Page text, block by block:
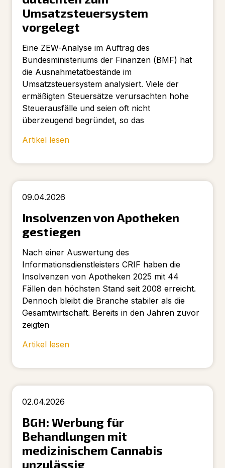
Umsatzsteuersystem
vorgelegt
Eine ZEW-Analyse im Auftrag des
Bundesministeriums der Finanzen (BMF) hat
die Ausnahmetatbestände im
Umsatzsteuersystem analysiert. Viele der
ermäßigten Steuersätze verursachten hohe
Steuerausfälle und seien oft nicht
überzeugend begründet, so das
Artikel lesen
09.04.2026
Insolvenzen von Apotheken
gestiegen
Nach einer Auswertung des
Informationsdienstleisters CRIF haben die
Insolvenzen von Apotheken 2025 mit 44
Fällen den höchsten Stand seit 2008 erreicht.
Dennoch bleibt die Branche stabiler als die
Gesamtwirtschaft. Bereits in den Jahren zuvor
zeigten
Artikel lesen
02.04.2026
BGH: Werbung für
Behandlungen mit
medizinischem Cannabis
unzulässig